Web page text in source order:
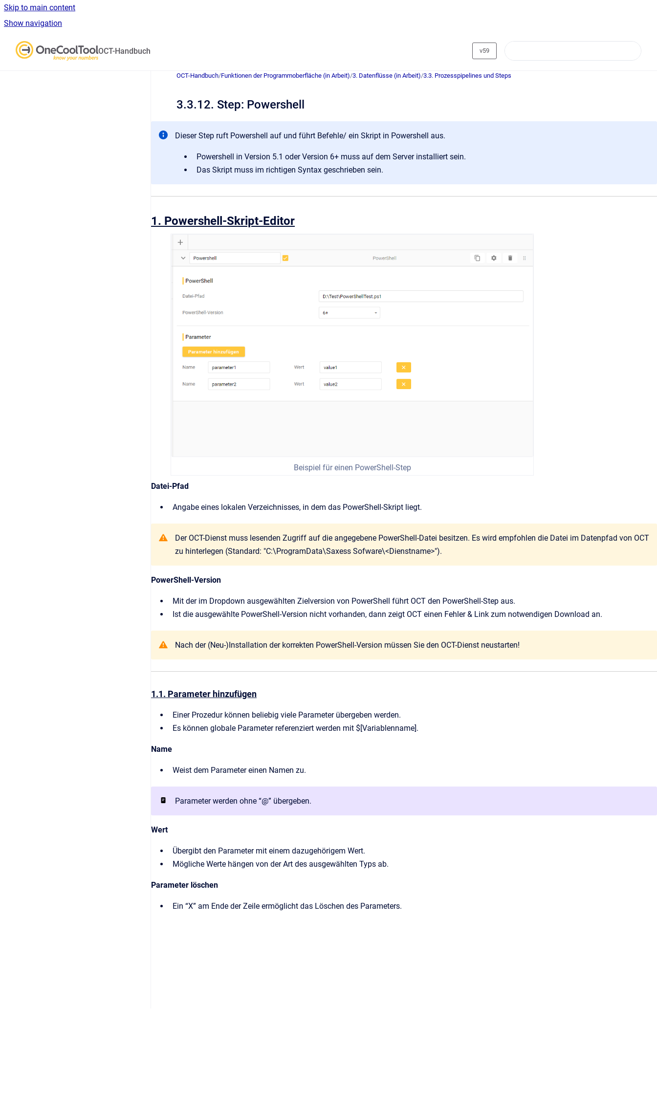
Skip to main content
Show navigation
OCT-Handbuch v59
OCT-Handbuch/Funktionen der Programmoberfläche (in Arbeit)/3. Datenflüsse (in Arbeit)/3.3. Prozesspipelines und Steps
3.3.12. Step: Powershell
Dieser Step ruft Powershell auf und führt Befehle/ ein Skript in Powershell aus.
Powershell in Version 5.1 oder Version 6+ muss auf dem Server installiert sein.
Das Skript muss im richtigen Syntax geschrieben sein.
1. Powershell-Skript-Editor
Beispiel für einen PowerShell-Step
Datei-Pfad
Angabe eines lokalen Verzeichnisses, in dem das PowerShell-Skript liegt.
Der OCT-Dienst muss lesenden Zugriff auf die angegebene PowerShell-Datei besitzen. Es wird empfohlen die Datei im Datenpfad von OCT
zu hinterlegen (Standard: "C:\ProgramData\Saxess Sofware\<Dienstname>").
PowerShell-Version
Mit der im Dropdown ausgewählten Zielversion von PowerShell führt OCT den PowerShell-Step aus.
Ist die ausgewählte PowerShell-Version nicht vorhanden, dann zeigt OCT einen Fehler & Link zum notwendigen Download an.
Nach der (Neu-)Installation der korrekten PowerShell-Version müssen Sie den OCT-Dienst neustarten!
1.1. Parameter hinzufügen
Einer Prozedur können beliebig viele Parameter übergeben werden.
Es können globale Parameter referenziert werden mit $[Variablenname].
Name
Weist dem Parameter einen Namen zu.
Parameter werden ohne “@” übergeben.
Wert
Übergibt den Parameter mit einem dazugehörigem Wert.
Mögliche Werte hängen von der Art des ausgewählten Typs ab.
Parameter löschen
Ein “X” am Ende der Zeile ermöglicht das Löschen des Parameters.